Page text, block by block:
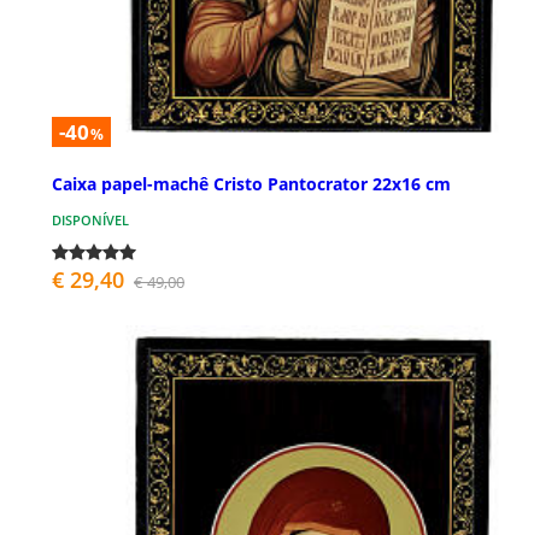
-40%
Caixa papel-machê Cristo Pantocrator 22x16 cm
DISPONÍVEL
€ 29,40 € 49,00